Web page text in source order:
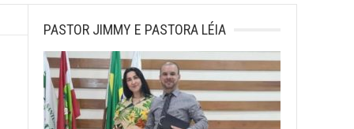
PASTOR JIMMY E PASTORA LÉIA